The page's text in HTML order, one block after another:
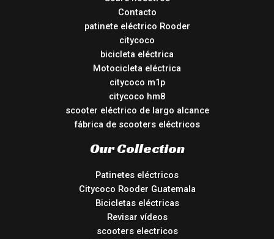
Contacto
patinete eléctrico Rooder
citycoco
bicicleta eléctrica
Motocicleta eléctrica
citycoco m1p
citycoco hm8
scooter eléctrico de largo alcance
fábrica de scooters eléctricos
Our Collection
Patinetes eléctricos
Citycoco Rooder Guatemala
Bicicletas eléctricas
Revisar vídeos
scooters electricos